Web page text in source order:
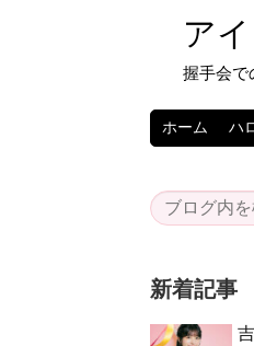
ア
握手会で
ホーム ハ
新着記事